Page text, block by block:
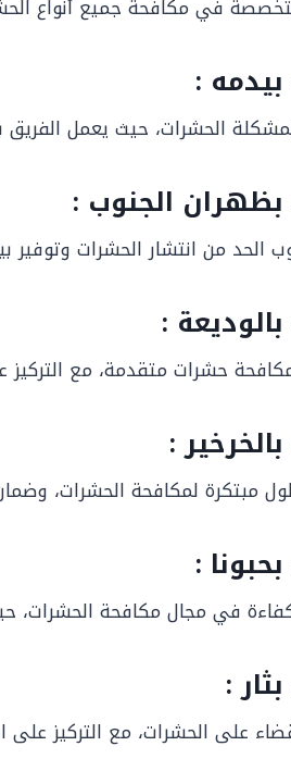
في مكافحة جميع أنواع
:
الحشرات، حيث يعمل
الجنوب :
من انتشار الحشرات وتوفير
:
حشرات متقدمة، مع التركيز
:
مبتكرة لمكافحة الحشرات،
:
في مجال مكافحة
:
على الحشرات، مع التركيز على